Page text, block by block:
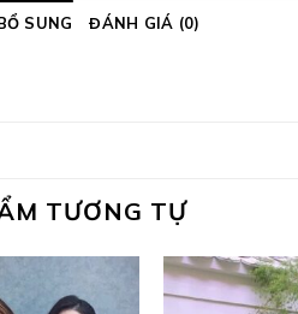
SUNG ĐÁNH GIÁ (0)
TƯƠNG TỰ